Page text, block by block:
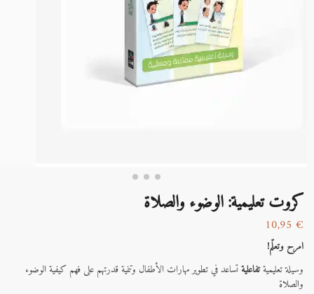
كروت تعليمية: الوضوء والصلاة
10,95 €
امرح وتعلّم!
وسيلة تعليميةتفاعليةتساعد في تطوير مهارات الأطفال وتنمية قدرتهم على فهم كيفية الوضوء
والصلاة